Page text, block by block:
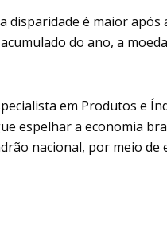
disparidade é maior
do ano, a
em Produtos e
espelhar a economia
nacional, por meio